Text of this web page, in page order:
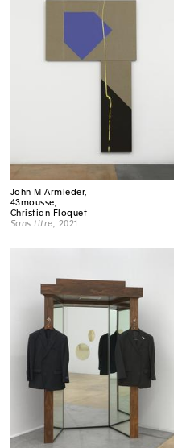
John M Armleder,
43mousse,
Christian Floquet
Sans titre , 2021